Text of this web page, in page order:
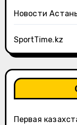
Новости
SportTime.kz
Первая